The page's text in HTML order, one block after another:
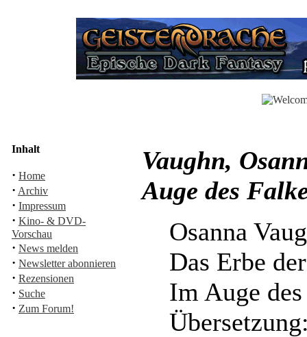
Inhalt
· Home
· Archiv
· Impressum
· Kino- & DVD-
Vorschau
· News melden
· Newsletter abonnieren
· Rezensionen
· Suche
· Zum Forum!
Vaughn,
Auge des
Osanna
Das Erbe
Im Auge